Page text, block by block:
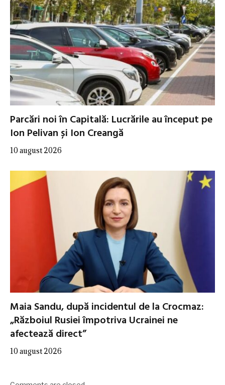
Parcări noi în Capitală: Lucrările au început pe
Ion Pelivan și Ion Creangă
10 august 2026
Maia Sandu, după incidentul de la Crocmaz:
„Războiul Rusiei împotriva Ucrainei ne
afectează direct”
10 august 2026